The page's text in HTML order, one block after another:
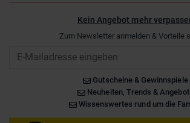
Kein Angebot mehr
Zum Newsletter anmelden & Vorteile
Gutscheine & Gewinnspiele
Neuheiten, Trends &
Wissenswertes rund um die